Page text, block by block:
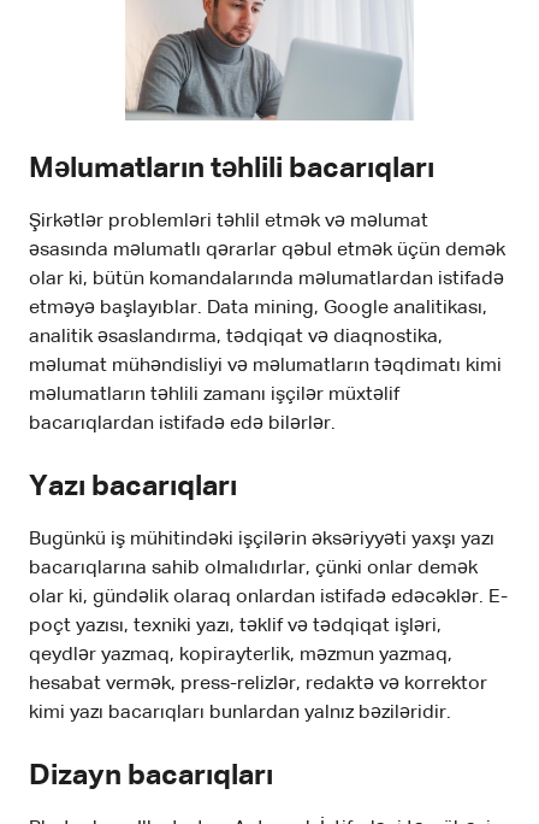
Məlumatların təhlili bacarıqları
Şirkətlər problemləri təhlil etmək və məlumat
əsasında məlumatlı qərarlar qəbul etmək üçün demək
olar ki, bütün komandalarında məlumatlardan istifadə
etməyə başlayıblar. Data mining, Google analitikası,
analitik əsaslandırma, tədqiqat və diaqnostika,
məlumat mühəndisliyi və məlumatların təqdimatı kimi
məlumatların təhlili zamanı işçilər müxtəlif
bacarıqlardan istifadə edə bilərlər.
Yazı bacarıqları
Bugünkü iş mühitindəki işçilərin əksəriyyəti yaxşı yazı
bacarıqlarına sahib olmalıdırlar, çünki onlar demək
olar ki, gündəlik olaraq onlardan istifadə edəcəklər. E-
poçt yazısı, texniki yazı, təklif və tədqiqat işləri,
qeydlər yazmaq, kopirayterlik, məzmun yazmaq,
hesabat vermək, press-relizlər, redaktə və korrektor
kimi yazı bacarıqları bunlardan yalnız bəziləridir.
Dizayn bacarıqları